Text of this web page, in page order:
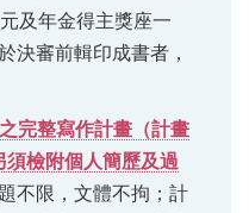
及年金得主獎座一
決審前輯印成書者，
完整寫作計畫（計畫
檢附個人簡歷及過
不限，文體不拘；計